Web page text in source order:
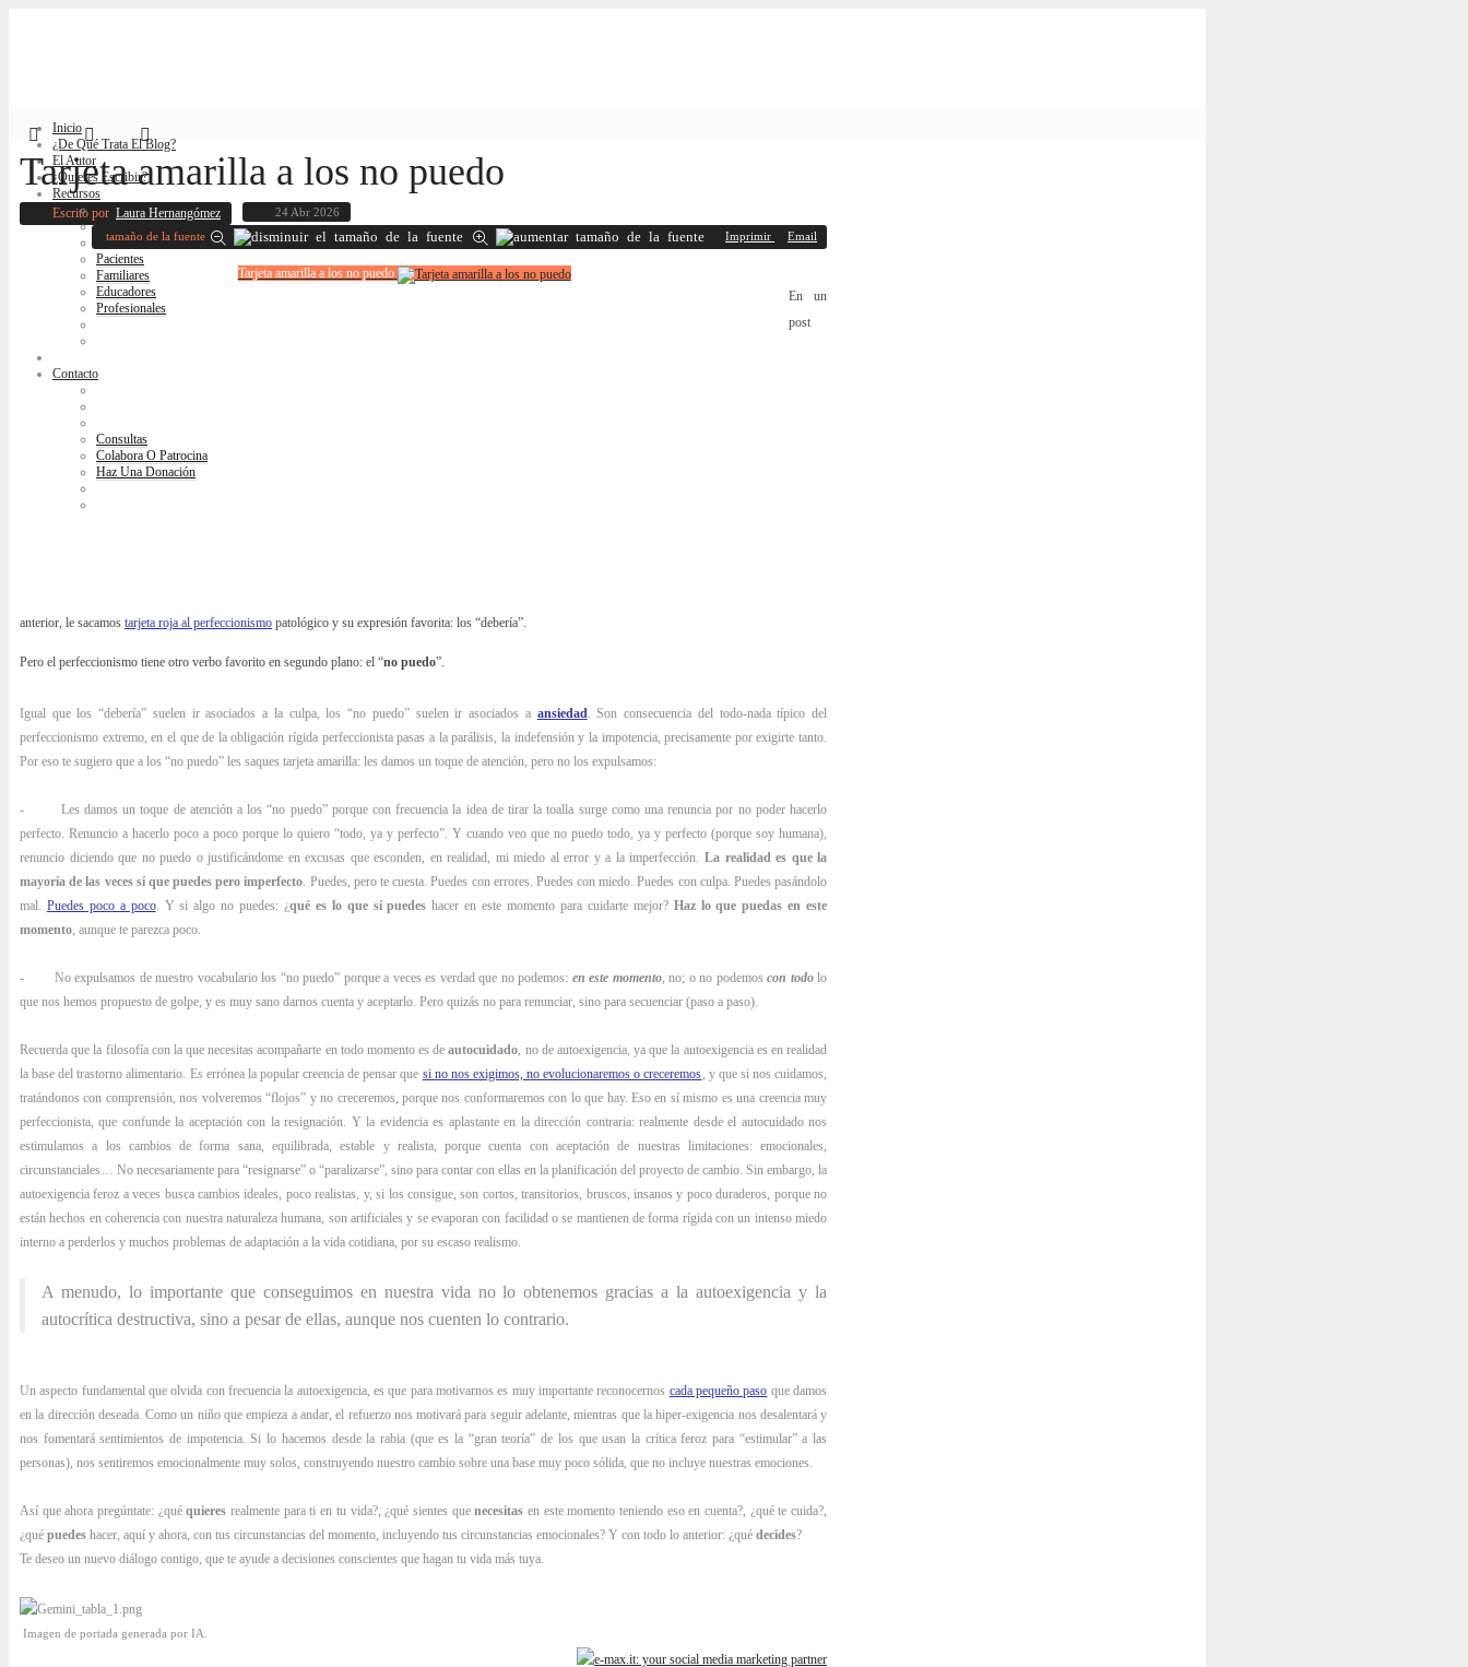
Inicio
¿De Qué Trata El Blog?
El Autor
¿Quieres Escribir?
Recursos
Pacientes
Familiares
Educadores
Profesionales
Contacto
Consultas
Colabora O Patrocina
Haz Una Donación
Tarjeta amarilla a los no puedo
Escrito por Laura Hernangómez
24 Abr 2026
tamaño de la fuente
Imprimir Email
Tarjeta amarilla a los no puedo
En un
post
anterior, le sacamos tarjeta roja al perfeccionismo patológico y su expresión favorita: los “debería”.
Pero el perfeccionismo tiene otro verbo favorito en segundo plano: el “no puedo”.
Igual que los “debería” suelen ir asociados a la culpa, los “no puedo” suelen ir asociados a ansiedad. Son consecuencia del todo-nada típico del
perfeccionismo extremo, en el que de la obligación rígida perfeccionista pasas a la parálisis, la indefensión y la impotencia, precisamente por exigirte tanto.
Por eso te sugiero que a los “no puedo” les saques tarjeta amarilla: les damos un toque de atención, pero no los expulsamos:
- Les damos un toque de atención a los “no puedo” porque con frecuencia la idea de tirar la toalla surge como una renuncia por no poder hacerlo
perfecto. Renuncio a hacerlo poco a poco porque lo quiero “todo, ya y perfecto”. Y cuando veo que no puedo todo, ya y perfecto (porque soy humana),
renuncio diciendo que no puedo o justificándome en excusas que esconden, en realidad, mi miedo al error y a la imperfección.La realidad es que la
mayoría de las veces sí que puedes pero imperfecto. Puedes, pero te cuesta. Puedes con errores. Puedes con miedo. Puedes con culpa. Puedes pasándolo
mal. Puedes poco a poco. Y si algo no puedes: ¿qué es lo que sí puedes hacer en este momento para cuidarte mejor? Haz lo que puedas en este
momento, aunque te parezca poco.
- No expulsamos de nuestro vocabulario los “no puedo” porque a veces es verdad que no podemos: en este momento, no; o no podemoscon todolo
que nos hemos propuesto de golpe, y es muy sano darnos cuenta y aceptarlo. Pero quizás no para renunciar, sino para secuenciar (paso a paso).
Recuerda que la filosofía con la que necesitas acompañarte en todo momento es deautocuidado, no de autoexigencia, ya que la autoexigencia es en realidad
la base del trastorno alimentario. Es errónea la popular creencia de pensar que si no nos exigimos, no evolucionaremos o creceremos, y que si nos cuidamos,
tratándonos con comprensión, nos volveremos “flojos” y no creceremos, porque nos conformaremos con lo que hay. Eso en sí mismo es una creencia muy
perfeccionista, que confunde la aceptación con la resignación. Y la evidencia es aplastante en la dirección contraria: realmente desde el autocuidado nos
estimulamos a los cambios de forma sana, equilibrada, estable y realista, porque cuenta con aceptación de nuestras limitaciones: emocionales,
circunstanciales… No necesariamente para “resignarse” o “paralizarse”, sino para contar con ellas en la planificación del proyecto de cambio. Sin embargo, la
autoexigencia feroz a veces busca cambios ideales, poco realistas, y, si los consigue, son cortos, transitorios, bruscos, insanos y poco duraderos, porque no
están hechos en coherencia con nuestra naturaleza humana, son artificiales y se evaporan con facilidad o se mantienen de forma rígida con un intenso miedo
interno a perderlos y muchos problemas de adaptación a la vida cotidiana, por su escaso realismo.
A menudo, lo importante que conseguimos en nuestra vida no lo obtenemos gracias a la autoexigencia y la
autocrítica destructiva, sino a pesar de ellas, aunque nos cuenten lo contrario.
Un aspecto fundamental que olvida con frecuencia la autoexigencia, es que para motivarnos es muy importante reconocernos cada pequeño paso que damos
en la dirección deseada. Como un niño que empieza a andar, el refuerzo nos motivará para seguir adelante, mientras que la hiper-exigencia nos desalentará y
nos fomentará sentimientos de impotencia. Si lo hacemos desde la rabia (que es la “gran teoría” de los que usan la crítica feroz para “estimular” a las
personas), nos sentiremos emocionalmente muy solos, construyendo nuestro cambio sobre una base muy poco sólida, que no incluye nuestras emociones.
Así que ahora pregúntate: ¿quéquieres realmente para ti en tu vida?, ¿qué sientes quenecesitas en este momento teniendo eso en cuenta?, ¿qué te cuida?,
¿qué puedes hacer, aquí y ahora, con tus circunstancias del momento, incluyendo tus circunstancias emocionales? Y con todo lo anterior: ¿qué decides?
Te deseo un nuevo diálogo contigo, que te ayude a decisiones conscientes que hagan tu vida más tuya.
Imagen de portada generada por IA.